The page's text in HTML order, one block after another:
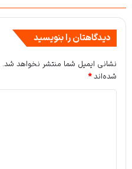
دیدگاهتان را بنویسید
نشانی ایمیل شما منتشر نخواهد شد.
شده‌اند*